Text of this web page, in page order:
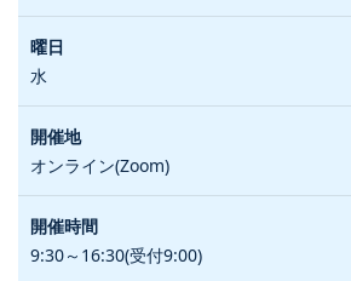
水
オンライン(Zoom)
9:30～16:30(受付9:00)